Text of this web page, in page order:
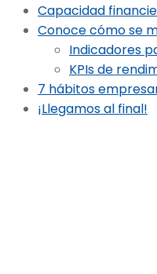
Capacidad
Conoce cómo se
Indicadores
KPIs de
7 hábitos
¡Llegamos al final!